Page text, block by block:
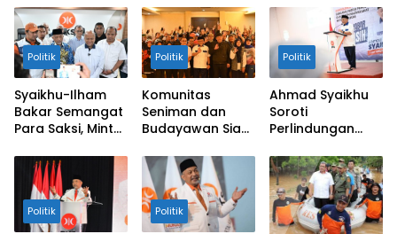
Syaikhu
kunjungi
pengolahan
tahu bulat
olahan
Kang Dodi
di Ciamis,
Rabu
(28/03).
Politik
Syaikhu-Ilham
Bakar Semangat
Para Saksi, Minta
Suara ASIH
Politik
Komunitas
Seniman dan
Budayawan Siap
Jawa Barat
Bersama
Pasangan ASIH
Politik
Ahmad Syaikhu
Soroti
Perlindungan
Tenaga Pendidik
Politik Politik